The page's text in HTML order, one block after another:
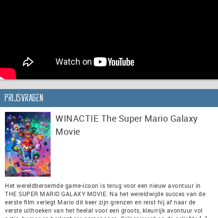
Prijsvragen
WINACTIE The Super Mario Galaxy
Movie
Het wereldberoemde game-icoon is terug voor een nieuw avontuur in
THE SUPER MARIO GALAXY MOVIE. Na het wereldwijde succes van de
eerste film verlegt Mario dit keer zijn grenzen en reist hij af naar de
verste uithoeken van het heelal voor een groots, kleurrijk avontuur vol